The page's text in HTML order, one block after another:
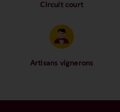
Circuit court
proche des consommateurs
! La proximité, le partage,
notre ADN c’est pourquoi
Artisans vignerons
terroir, iIs aiment